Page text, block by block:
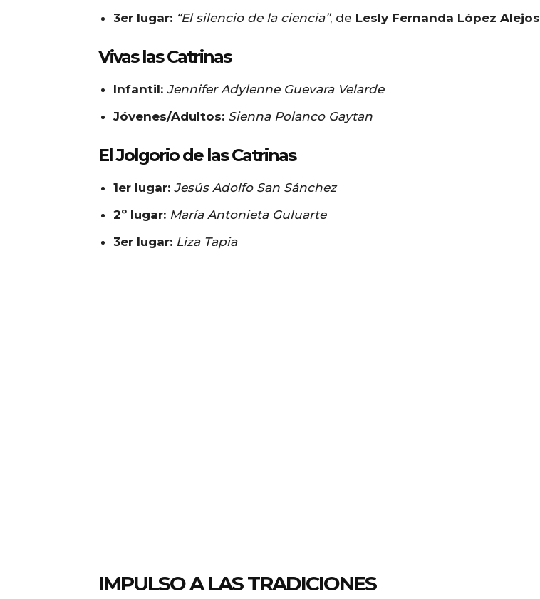
3er lugar: “El silencio de la ciencia”, de Lesly Fernanda López Alejos
Vivas las Catrinas
Infantil: Jennifer Adylenne Guevara Velarde
Jóvenes/Adultos: Sienna Polanco Gaytan
El Jolgorio de las Catrinas
1er lugar: Jesús Adolfo San Sánchez
2º lugar: María Antonieta Guluarte
3er lugar: Liza Tapia
IMPULSO A LAS TRADICIONES